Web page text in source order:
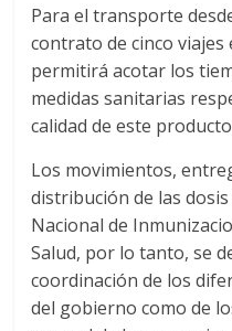
Para el transporte
contrato de cinco viajes
permitirá acotar los
medidas sanitarias
calidad de este
Los movimientos,
distribución de las
Nacional de
Salud, por lo tanto, se
coordinación de los
del gobierno como de